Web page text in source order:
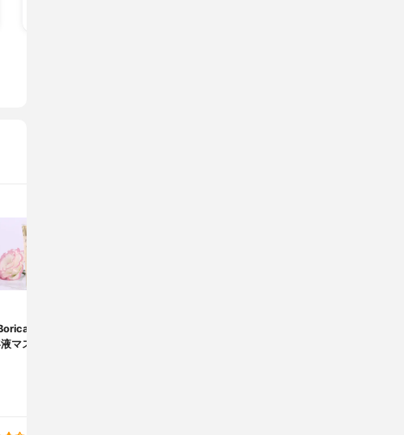
ボリカ)
マスクプライマ